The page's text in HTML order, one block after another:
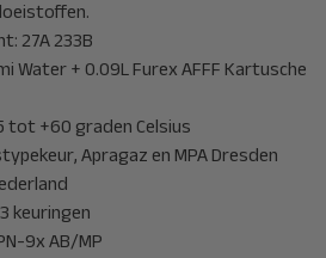
27A 233B
Water + 0.09L Furex AFFF Kartusche
tot +60 graden Celsius
Apragaz en MPA Dresden
keuringen
9x AB/MP